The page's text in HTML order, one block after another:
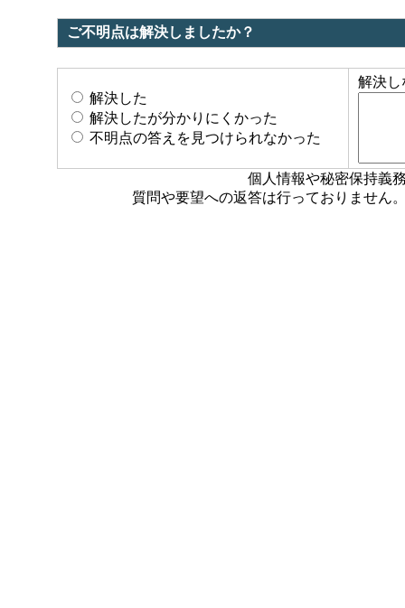
ご不明点は解決しましたか？
解決した
解決したが分かりにくかった
不明点の答えを見つけられなかった
解決し
個人情報や秘密保持義
質問や要望への返答は行っておりません